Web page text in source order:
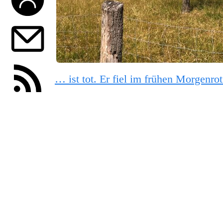
… ist tot. Er fiel im frühen